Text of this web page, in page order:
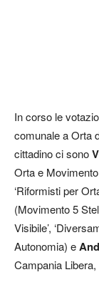
In corso le
comunale a Orta
cittadino ci sono
Orta e
‘Riformisti per
(Movimento 5
Visibile’,
Autonomia) e
Campania Libera,